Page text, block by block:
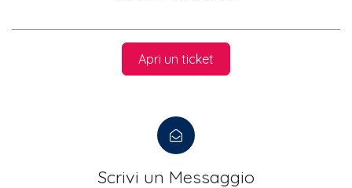
Apri un ticket
Scrivi un Messaggio